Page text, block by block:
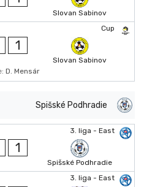
Slovan Sabinov
Cup
1
Slovan Sabinov
D. Mensár
Spišské Podhradie
3. liga - East
1
Spišské Podhradie
3. liga - East